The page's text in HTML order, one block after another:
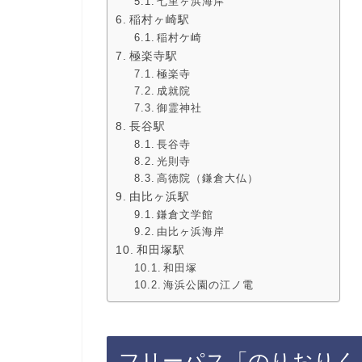
稲村ヶ崎駅
稲村ケ崎
極楽寺駅
極楽寺
成就院
御霊神社
長谷駅
長谷寺
光則寺
高徳院（鎌倉大仏）
由比ヶ浜駅
鎌倉文学館
由比ヶ浜海岸
和田塚駅
和田塚
海浜公園の江ノ電